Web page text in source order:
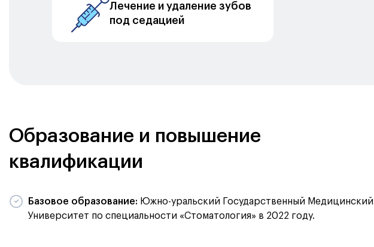
Лечение и удаление зубов
под седацией
Образование и повышение
квалификации
Базовое образование: Южно-уральский Государственный Медицинский
Университет по специальности «Стоматология» в 2022 году.